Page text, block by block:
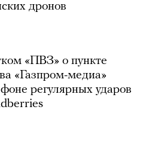
дронов
«ПВЗ» о пункте
«Газпром-медиа»
регулярных ударов